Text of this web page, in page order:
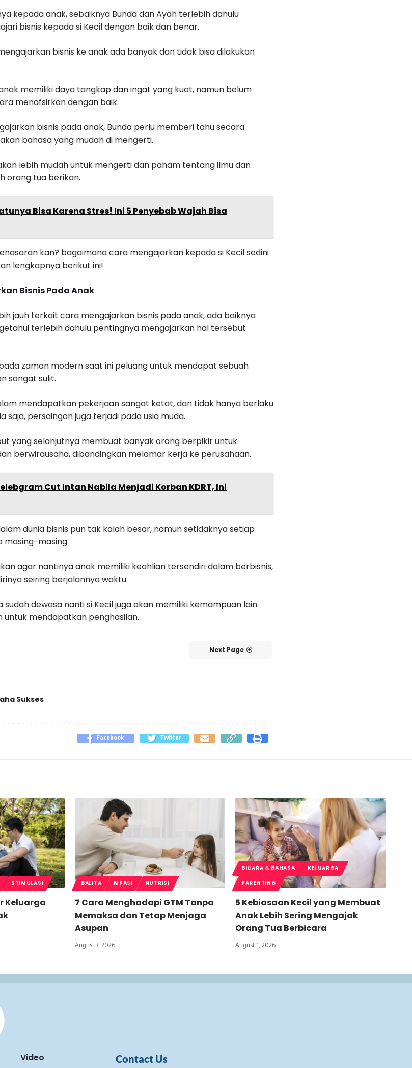
kepada anak, sebaiknya Bunda dan Ayah terlebih dahulu
bisnis kepada si Kecil dengan baik dan benar.
bisnis ke anak ada banyak dan tidak bisa dilakukan
memiliki daya tangkap dan ingat yang kuat, namun belum
menafsirkan dengan baik.
bisnis pada anak, Bunda perlu memberi tahu secara
bahasa yang mudah di mengerti.
lebih mudah untuk mengerti dan paham tentang ilmu dan
orang tua berikan.
Bisa Karena Stres! Ini 5 Penyebab Wajah Bisa
kan? bagaimana cara mengajarkan kepada si Kecil sedini
lengkapnya berikut ini!
Bisnis Pada Anak
jauh terkait cara mengajarkan bisnis pada anak, ada baiknya
terlebih dahulu pentingnya mengajarkan hal tersebut
zaman modern saat ini peluang untuk mendapat sebuah
sangat sulit.
mendapatkan pekerjaan sangat ketat, dan tidak hanya berlaku
saja, persaingan juga terjadi pada usia muda.
yang selanjutnya membuat banyak orang berpikir untuk
berwirausaha, dibandingkan melamar kerja ke perusahaan.
Cut Intan Nabila Menjadi Korban KDRT, Ini
dunia bisnis pun tak kalah besar, namun setidaknya setiap
masing-masing.
agar nantinya anak memiliki keahlian tersendiri dalam berbisnis,
seiring berjalannya waktu.
sudah dewasa nanti si Kecil juga akan memiliki kemampuan lain
untuk mendapatkan penghasilan.
Next Page
Sukses
Facebook Twitter
STIMULASI
Keluarga
BALITA MPASI NUTRISI
7 Cara Menghadapi GTM Tanpa
Memaksa dan Tetap Menjaga
Asupan
August 3, 2026
BICARA & BAHASA
KELUARGA
PARENTING
5 Kebiasaan Kecil yang Membuat
Anak Lebih Sering Mengajak
Orang Tua Berbicara
August 1, 2026
Video Contact Us